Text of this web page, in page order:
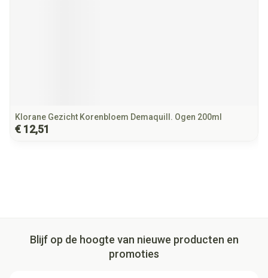
Klorane Gezicht Korenbloem Demaquill. Ogen 200ml
€ 12,51
Blijf op de hoogte van nieuwe producten en
promoties